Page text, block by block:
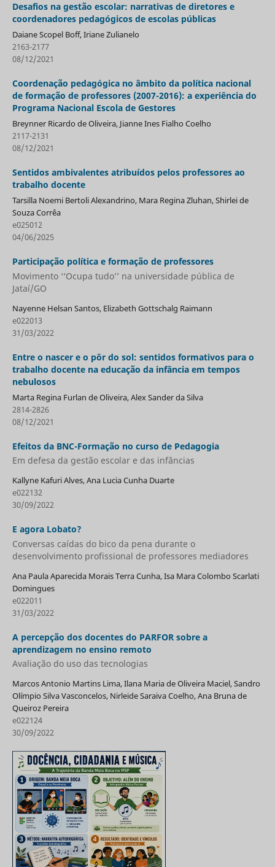
Desafios na gestão escolar: narrativas de diretores e
coordenadores pedagógicos de escolas públicas
Daiane Scopel Boff, Iriane Zulianelo
2163-2177
08/12/2021
Coordenação pedagógica no âmbito da política nacional
de formação de professores (2007-2016): a experiência do
Programa Nacional Escola de Gestores
Breynner Ricardo de Oliveira, Jianne Ines Fialho Coelho
2117-2131
08/12/2021
Sentidos ambivalentes atribuídos pelos professores ao
trabalho docente
Tarsilla Noemi Bertoli Alexandrino, Mara Regina Zluhan, Shirlei de
Souza Corrêa
e025012
04/06/2025
Participação política e formação de professores
Movimento ‘‘Ocupa tudo’’ na universidade pública de
Jataí/GO
Nayenne Helsan Santos, Elizabeth Gottschalg Raimann
e022013
31/03/2022
Entre o nascer e o pôr do sol: sentidos formativos para o
trabalho docente na educação da infância em tempos
nebulosos
Marta Regina Furlan de Oliveira, Alex Sander da Silva
2814-2826
08/12/2021
Efeitos da BNC-Formação no curso de Pedagogia
Em defesa da gestão escolar e das infâncias
Kallyne Kafuri Alves, Ana Lucia Cunha Duarte
e022132
30/09/2022
E agora Lobato?
Conversas caídas do bico da pena durante o
desenvolvimento profissional de professores mediadores
Ana Paula Aparecida Morais Terra Cunha, Isa Mara Colombo Scarlati
Domingues
e022011
31/03/2022
A percepção dos docentes do PARFOR sobre a
aprendizagem no ensino remoto
Avaliação do uso das tecnologias
Marcos Antonio Martins Lima, Ilana Maria de Oliveira Maciel, Sandro
Olímpio Silva Vasconcelos, Nirleide Saraiva Coelho, Ana Bruna de
Queiroz Pereira
e022124
30/09/2022